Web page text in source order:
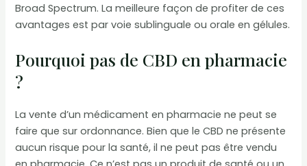
Broad Spectrum. La meilleure façon de profiter de ces
avantages est par voie sublinguale ou orale en gélules.
Pourquoi pas de CBD en pharmacie
?
La vente d’un médicament en pharmacie ne peut se
faire que sur ordonnance. Bien que le CBD ne présente
aucun risque pour la santé, il ne peut pas être vendu